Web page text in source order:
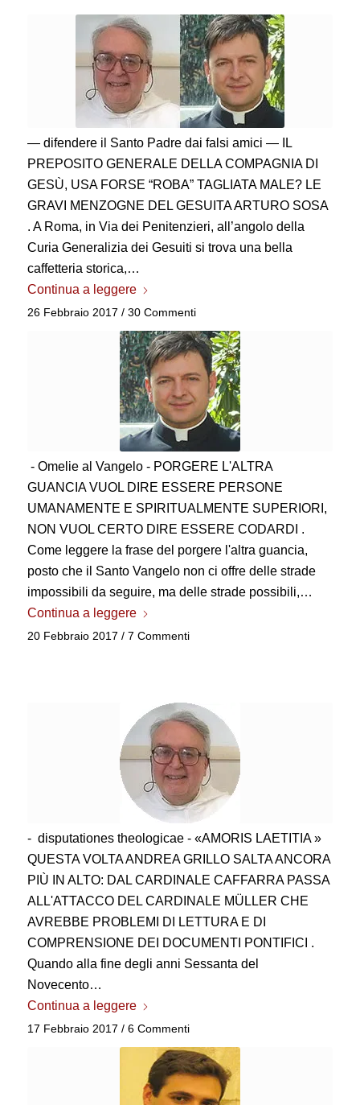
— difendere il Santo Padre dai falsi amici — IL
PREPOSITO GENERALE DELLA COMPAGNIA DI
GESÙ, USA FORSE “ROBA” TAGLIATA MALE? LE
GRAVI MENZOGNE DEL GESUITA ARTURO SOSA
. A Roma, in Via dei Penitenzieri, all’angolo della
Curia Generalizia dei Gesuiti si trova una bella
caffetteria storica,…
Continua a leggere
26 Febbraio 2017 / 30 Commenti
- Omelie al Vangelo - PORGERE L'ALTRA
GUANCIA VUOL DIRE ESSERE PERSONE
UMANAMENTE E SPIRITUALMENTE SUPERIORI,
NON VUOL CERTO DIRE ESSERE CODARDI .
Come leggere la frase del porgere l'altra guancia,
posto che il Santo Vangelo non ci offre delle strade
impossibili da seguire, ma delle strade possibili,…
Continua a leggere
20 Febbraio 2017 / 7 Commenti
- disputationes theologicae - «AMORIS LAETITIA »
QUESTA VOLTA ANDREA GRILLO SALTA ANCORA
PIÙ IN ALTO: DAL CARDINALE CAFFARRA PASSA
ALL'ATTACCO DEL CARDINALE MÜLLER CHE
AVREBBE PROBLEMI DI LETTURA E DI
COMPRENSIONE DEI DOCUMENTI PONTIFICI .
Quando alla fine degli anni Sessanta del
Novecento…
Continua a leggere
17 Febbraio 2017 / 6 Commenti